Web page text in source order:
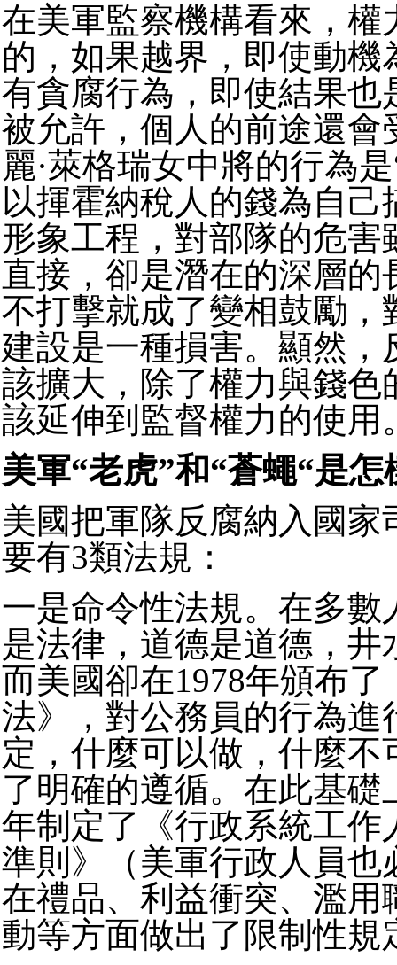
在美軍監察機構看來，權
的，如果越界，即使動機
有貪腐行為，即使結果也
被允許，個人的前途還會
麗·萊格瑞女中將的行為
以揮霍納稅人的錢為自己
形象工程，對部隊的危害
直接，卻是潛在的深層的
不打擊就成了變相鼓勵，
建設是一種損害。顯然，
該擴大，除了權力與錢色
該延伸到監督權力的使用
美軍“老虎”和“蒼蠅“是
美國把軍隊反腐納入國家
要有3類法規：
一是命令性法規。在多數
是法律，道德是道德，井
而美國卻在1978年頒布了
法》，對公務員的行為進
定，什麼可以做，什麼不
了明確的遵循。在此基礎
年制定了《行政系統工作
準則》（美軍行政人員也
在禮品、利益衝突、濫用
動等方面做出了限制性規